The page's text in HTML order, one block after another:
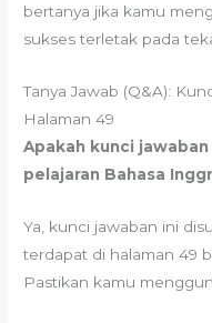
bertanya jika kamu
sukses terletak pada
Tanya Jawab (Q&A):
Halaman 49
Apakah kunci
pelajaran Bahasa
Ya, kunci jawaban ini
terdapat di halaman 49
Pastikan kamu